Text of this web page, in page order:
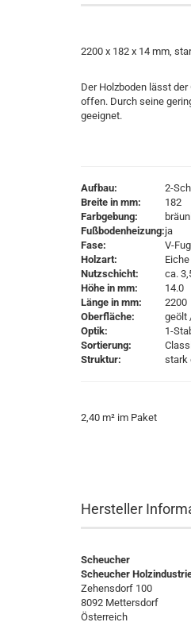
2200 x 182 x 14 mm,
Der Holzboden lässt
offen. Durch seine
geeignet.
Aufbau:
2-
Breite in mm:
182
Farbgebung:
Fußbodenheizung:ja
Fase:
V-
Holzart:
Eiche
Nutzschicht:
ca.
Höhe in mm:
14.0
Länge in mm:
2200
Oberfläche:
geölt
Optik:
1-
Sortierung:
Struktur:
stark
2,40 m² im Paket
Hersteller
Scheucher
Scheucher
Zehensdorf 100
8092 Mettersdorf
Österreich